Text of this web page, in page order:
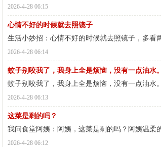
2026-4-28 06:15
心情不好的时候就去照镜子
生活小妙招：心情不好的时候就去照镜子，多看
2026-4-28 06:14
蚊子别咬我了，我身上全是烦恼，没有一点油水。
蚊子别咬我了，我身上全是烦恼，没有一点油水。
2026-4-28 06:13
这菜是剩的吗？
我问食堂阿姨：阿姨，这菜是剩的吗？阿姨温柔
2026-4-28 06:12